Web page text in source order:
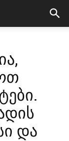
და